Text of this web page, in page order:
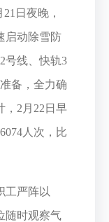
日夜晚，
启动除雪防
号线、快轨3
备，全力确
，2月22日早
人次，比
工严阵以
随时观察气